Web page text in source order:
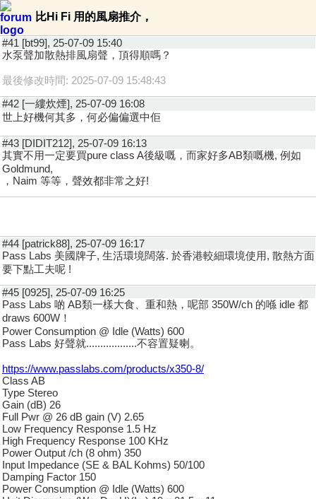
比Hi Fi 用的風扇推介，
#41 [bt99], 25-07-09 15:40
水泵聲加散熱排風扇聲，頂得順嗎？
最後修改時間: 2025-07-09 15:48:43
#42 [一縷炊煙], 25-07-09 16:08
世上好機何其多，何必偏偏選中佢
#43 [DIDIT212], 25-07-09 16:13
其實不用一定要買pure class A後級嘅，而家好多AB類嘅機, 例如
Goldmund,
，Naim 等等，聲效都非常之好!
#44 [patrick88], 25-07-09 16:17
Pass Labs 美國牌子, 生活環境闊落. 於香港較細環境使用, 散熱方面
要下點工夫呢 !
#45 [0925], 25-07-09 16:25
Pass Labs 啲 AB類一樣大食、重和熱，呢部 350W/ch 的喺 idle 都
draws 600W！
Power Consumption @ Idle (Watts) 600
Pass Labs 好聲就..................不容置疑喇。
https://www.passlabs.com/products/x350-8/
Class AB
Type Stereo
Gain (dB) 26
Full Pwr @ 26 dB gain (V) 2.65
Low Frequency Response 1.5 Hz
High Frequency Response 100 KHz
Power Output /ch (8 ohm) 350
Input Impedance (SE & BAL Kohms) 50/100
Damping Factor 150
Power Consumption @ Idle (Watts) 600